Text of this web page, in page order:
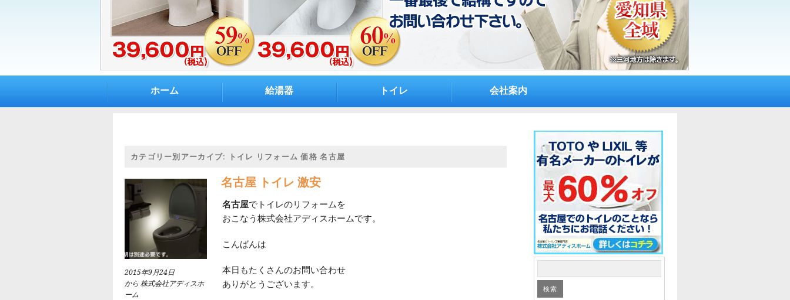
ホーム 給湯器 トイレ 会社案内
カテゴリー別アーカイブ: トイレ リフォーム 価格 名古屋
2015年9月24日
から 株式会社アディスホ
ーム
名古屋 トイレ 激安
名古屋でトイレのリフォームを
おこなう株式会社アディスホームです。
こんばんは
本日もたくさんのお問い合わせ
ありがとうございます。